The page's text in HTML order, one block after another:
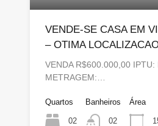
VENDE-SE CASA EM
– OTIMA
VENDA R$600.000,00 IPTU:
METRAGEM:…
Quartos
02
Banheiros
02
Área